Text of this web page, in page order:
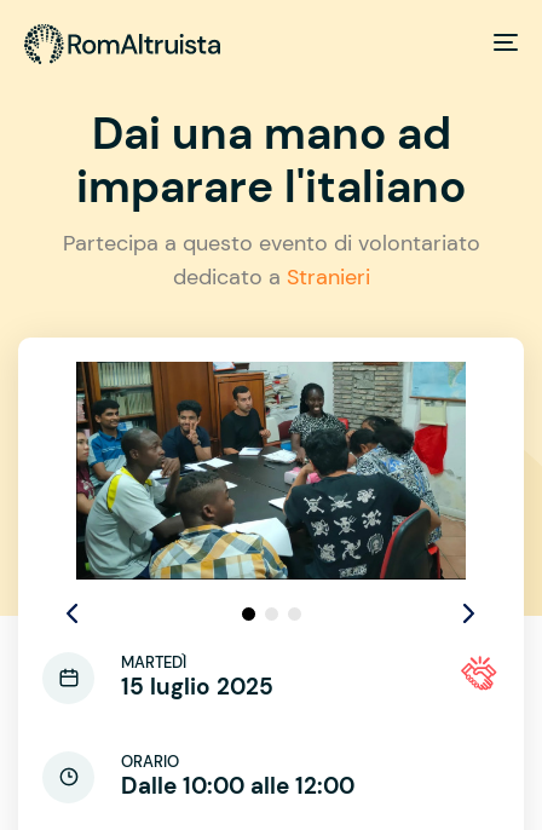
Dai una mano ad
imparare l'italiano
Partecipa a questo evento di volontariato
dedicato a Stranieri
MARTEDÌ
15 luglio 2025
ORARIO
Dalle 10:00 alle 12:00